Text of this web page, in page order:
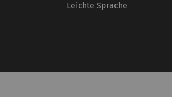
Leichte Sprache